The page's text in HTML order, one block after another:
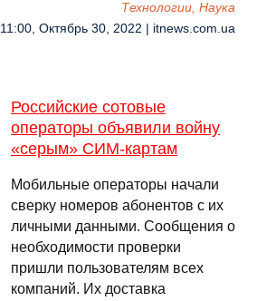
Технологии, Наука
11:00, Октябрь 30, 2022 | itnews.com.ua
Российские сотовые
операторы объявили войну
«серым» СИМ-картам
Мобильные операторы начали
сверку номеров абонентов с их
личными данными. Сообщения о
необходимости проверки
пришли пользователям всех
компаний. Их доставка